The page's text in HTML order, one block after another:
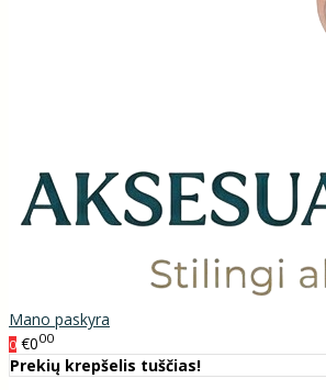
Mano paskyra
0 €000
Prekių krepšelis tuščias!